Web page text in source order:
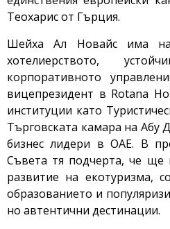
Теохарис от Гърция.
Шейха Ал Новайс има
хотелиерството,
корпоративното
вицепрезидент в Rotana
институции като
Търговската камара на Абу
бизнес лидери в ОАЕ. В
Съвета тя подчерта, че ще
развитие на екотуризма,
образованието и
но автентични дестинации.